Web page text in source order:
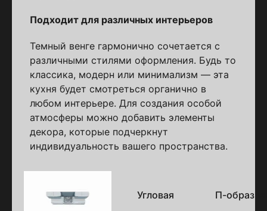
Подходит для различных интерьеров
Темный венге гармонично сочетается с
различными стилями оформления. Будь то
классика, модерн или минимализм — эта
кухня будет смотреться органично в
любом интерьере. Для создания особой
атмосферы можно добавить элементы
декора, которые подчеркнут
индивидуальность вашего пространства.
исполнения
Угловая П-